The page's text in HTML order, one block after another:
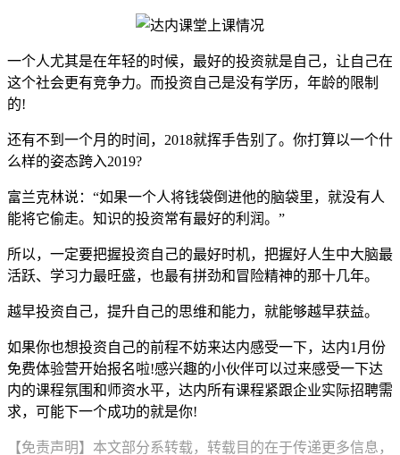
一个人尤其是在年轻的时候，最好的投资就是自己，让自己在
这个社会更有竞争力。而投资自己是没有学历，年龄的限制
的!
还有不到一个月的时间，2018就挥手告别了。你打算以一个什
么样的姿态跨入2019?
富兰克林说：“如果一个人将钱袋倒进他的脑袋里，就没有人
能将它偷走。知识的投资常有最好的利润。”
所以，一定要把握投资自己的最好时机，把握好人生中大脑最
活跃、学习力最旺盛，也最有拼劲和冒险精神的那十几年。
越早投资自己，提升自己的思维和能力，就能够越早获益。
如果你也想投资自己的前程不妨来达内感受一下，达内1月份
免费体验营开始报名啦!感兴趣的小伙伴可以过来感受一下达
内的课程氛围和师资水平，达内所有课程紧跟企业实际招聘需
求，可能下一个成功的就是你!
【免责声明】本文部分系转载，转载目的在于传递更多信息，